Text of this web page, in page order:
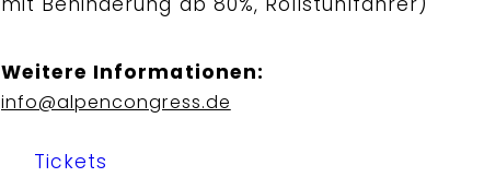
Weitere Informationen:
info@alpencongress.de
Tickets